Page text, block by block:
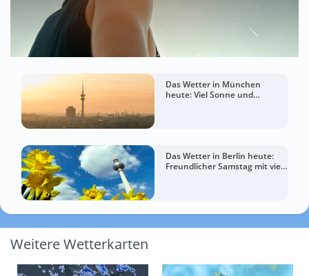
Das Wetter in München
heute: Viel Sonne und
Das Wetter in Berlin heute:
Freundlicher Samstag mit viel
Weitere Wetterkarten